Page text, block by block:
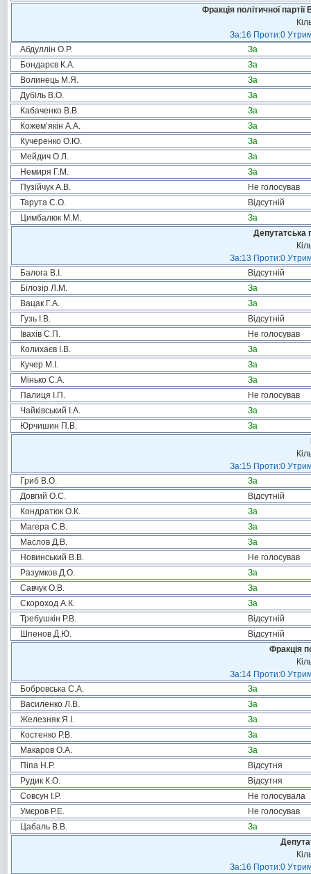
Фракція політичної
За:16 Проти:0
Абдуллін О.Р.
За
Бондарєв К.А.
За
Волинець М.Я.
За
Дубіль В.О.
За
Кабаченко В.В.
За
Кожем’якін А.А.
За
Кучеренко О.Ю.
За
Мейдич О.Л.
За
Немиря Г.М.
За
Пузійчук А.В.
Не голосував
Тарута С.О.
Відсутній
Цимбалюк М.М.
За
Депутатська
За:13 Проти:0
Балога В.І.
Відсутній
Білозір Л.М.
За
Вацак Г.А.
За
Гузь І.В.
Відсутній
Івахів С.П.
Не голосував
Колихаєв І.В.
За
Кучер М.І.
За
Мінько С.А.
За
Палиця І.П.
Не голосував
Чайківський І.А.
За
Юрчишин П.В.
За
За:15 Проти:0
Гриб В.О.
За
Довгий О.С.
Відсутній
Кондратюк О.К.
За
Магера С.В.
За
Маслов Д.В.
За
Новинський В.В.
Не голосував
Разумков Д.О.
За
Савчук О.В.
За
Скороход А.К.
За
Требушкін Р.В.
Відсутній
Шпенов Д.Ю.
Відсутній
Фракція
За:14 Проти:0
Бобровська С.А.
За
Василенко Л.В.
За
Железняк Я.І.
За
Костенко Р.В.
За
Макаров О.А.
За
Піпа Н.Р.
Відсутня
Рудик К.О.
Відсутня
Совсун І.Р.
Не голосувала
Умєров Р.Е.
Не голосував
Цабаль В.В.
За
За:16 Проти:0